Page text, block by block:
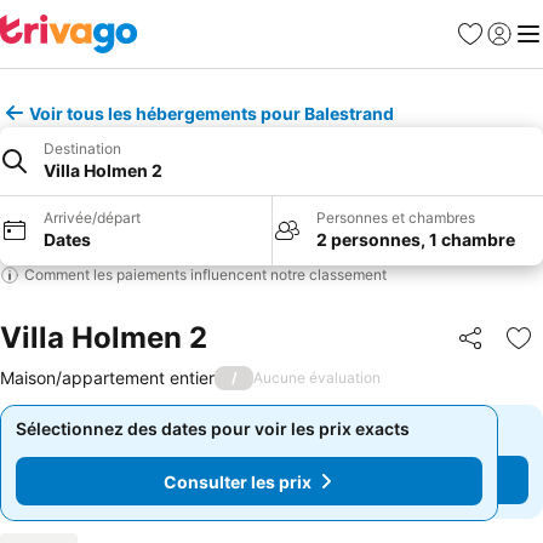
Favoris
Se
Voir tous les hébergements pour Balestrand
Destination
Villa Holmen 2
Arrivée/départ
Dates
Personnes et chambres
2 personnes, 1 chambre
Comment les paiements influencent notre classement
Villa Holmen 2 Partager
Maison/appartement entier / Aucune évaluation
Sélectionnez des dates pour voir les prix exacts
Consulter les prix
Sélectionnez des dates pour voir les prix exacts
Consulter les prix